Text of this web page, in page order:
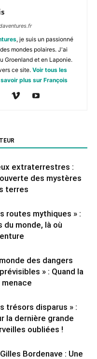
, je suis un passionné
mondes polaires. J'ai
Groenland et en Laponie.
ce site. Voir tous les
savoir plus sur François
extraterrestres :
des mystères
terres
routes mythiques » :
du monde, là où
des dangers
» : Quand la
trésors disparus » :
la dernière grande
oubliées !
Bordenave : Une